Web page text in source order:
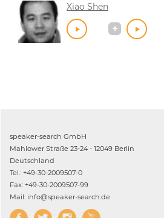
Xiao Shen
speaker-search GmbH
Mahlower Straße 23-24 - 12049 Berlin
Deutschland
Tel.: +49-30-2009507-0
Fax: +49-30-2009507-99
Mail: info@speaker-search.de